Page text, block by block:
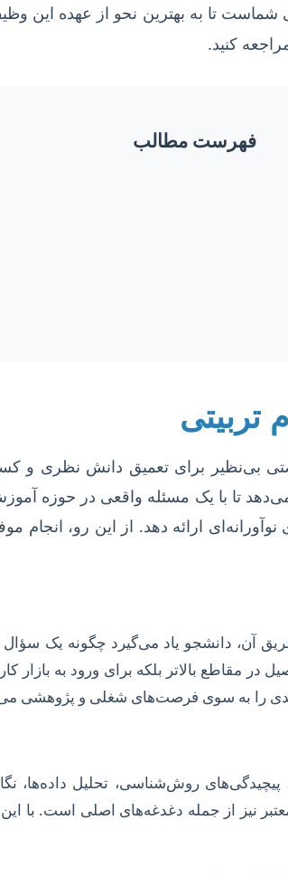
شماست تا به بهترین نحو از عهده این
کنید.
فهرست مطالب
تربیتی
بی‌نظیر برای تعمیق دانش نظری
تا با یک مسئله واقعی در حوزه
ارائه دهد. از این رو، انجام
آن، دانشجو یاد می‌گیرد چگونه یک سؤال
در مقاطع بالاتر بلکه برای ورود به
را به سوی فرصت‌های شغلی و پژوهشی
روش‌شناسی، تحلیل
نیز از جمله دغدغه‌های اصلی است. با